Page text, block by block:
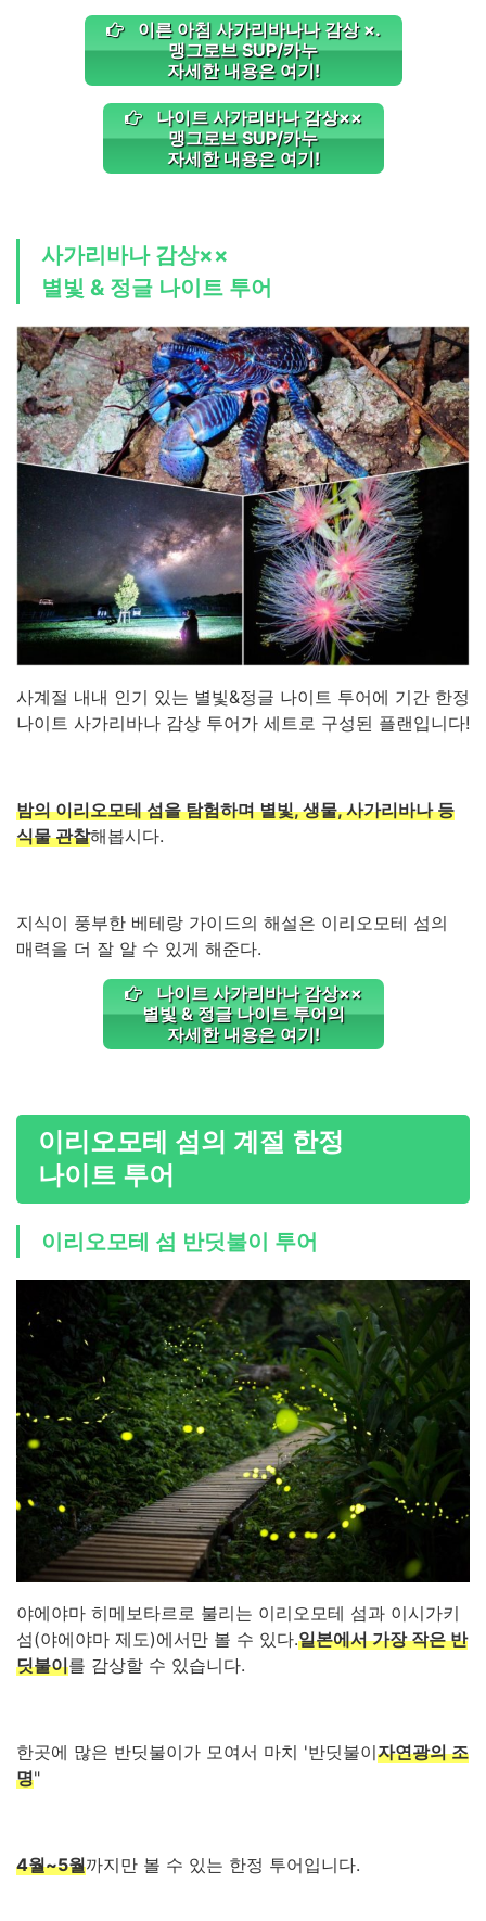
이른 아침 사가리바나나 감상 ×.
맹그로브 SUP/카누
자세한 내용은 여기!
나이트 사가리바나 감상××
맹그로브 SUP/카누
자세한 내용은 여기!
사가리바나 감상××
별빛 & 정글 나이트 투어
사계절 내내 인기 있는 별빛&정글 나이트 투어에 기간 한정
나이트 사가리바나 감상 투어가 세트로 구성된 플랜입니다!
밤의 이리오모테 섬을 탐험하며 별빛, 생물, 사가리바나 등
식물 관찰해봅시다.
지식이 풍부한 베테랑 가이드의 해설은 이리오모테 섬의
매력을 더 잘 알 수 있게 해준다.
나이트 사가리바나 감상××
별빛 & 정글 나이트 투어의
자세한 내용은 여기!
이리오모테 섬의 계절 한정
나이트 투어
이리오모테 섬 반딧불이 투어
야에야마 히메보타르로 불리는 이리오모테 섬과 이시가키
섬(야에야마 제도)에서만 볼 수 있다.일본에서 가장 작은 반
딧불이를 감상할 수 있습니다.
한곳에 많은 반딧불이가 모여서 마치 '반딧불이자연광의 조
명"
4월~5월까지만 볼 수 있는 한정 투어입니다.